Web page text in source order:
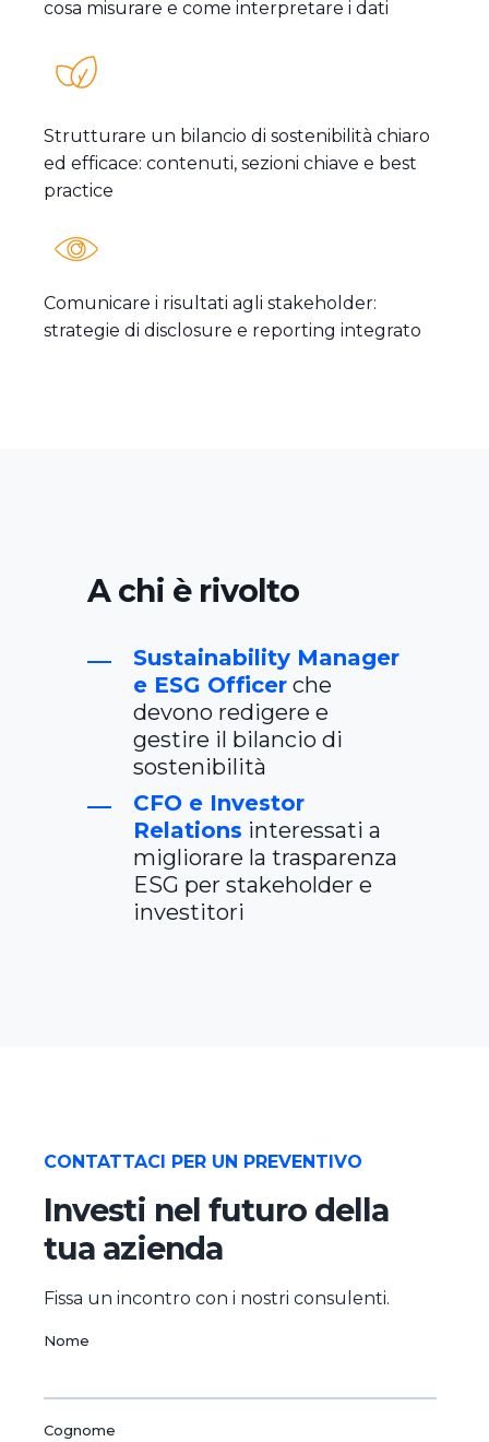
cosa misurare e come interpretare i dati
Strutturare un bilancio di sostenibilità chiaro
ed efficace: contenuti, sezioni chiave e best
practice
Comunicare i risultati agli stakeholder:
strategie di disclosure e reporting integrato
A chi è rivolto
Sustainability Manager
e ESG Officer che
devono redigere e
gestire il bilancio di
sostenibilità
CFO e Investor
Relations interessati a
migliorare la trasparenza
ESG per stakeholder e
investitori
CONTATTACI PER UN PREVENTIVO
Investi nel futuro della
tua azienda
Fissa un incontro con i nostri consulenti.